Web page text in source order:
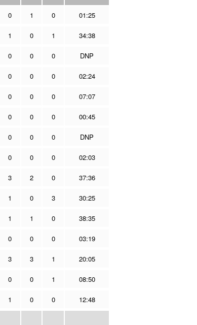
0 1 0 01:25
1 0 1 34:38
0 0 0 DNP
0 0 0 02:24
0 0 0 07:07
0 0 0 00:45
0 0 0 DNP
0 0 0 02:03
3 2 0 37:36
1 0 3 30:25
1 1 0 38:35
0 0 0 03:19
3 3 1 20:05
0 0 1 08:50
1 0 0 12:48